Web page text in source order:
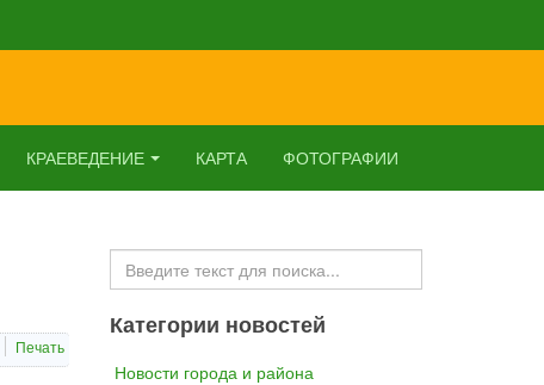
КРАЕВЕДЕНИЕ КАРТА ФОТОГРАФИИ
Печать
Искать...
Категории новостей
Новости города и района